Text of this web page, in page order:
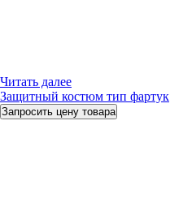
Читать далее
Защитный костюм тип фартук
Запросить цену товара